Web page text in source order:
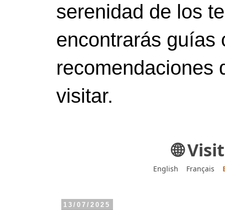
serenidad de los
encontrarás guías
recomendaciones
visitar.
🌐
English Français
13/07/2025